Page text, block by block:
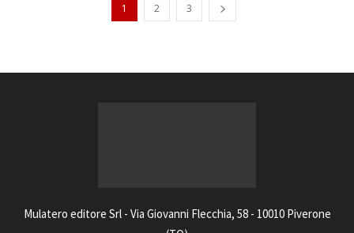
1 2 3
Mulatero editore Srl - Via Giovanni Flecchia, 58 - 10010 Piverone